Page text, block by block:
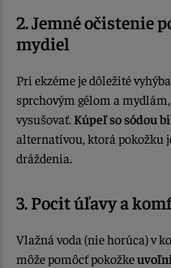
2. Jemné očistenie
mydiel
Pri ekzéme je dôležité
sprchovým gélom a
vysušovať. Kúpeľ so sódou
alternatívou, ktorá pokožku
dráždenia.
3. Pocit úľavy a
Vlažná voda (nie horúca) v
môže pomôcť pokožke